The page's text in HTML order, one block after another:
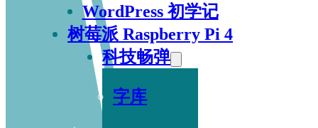
WordPress 初学记
树莓派 Raspberry Pi 4
科技畅弹
字库